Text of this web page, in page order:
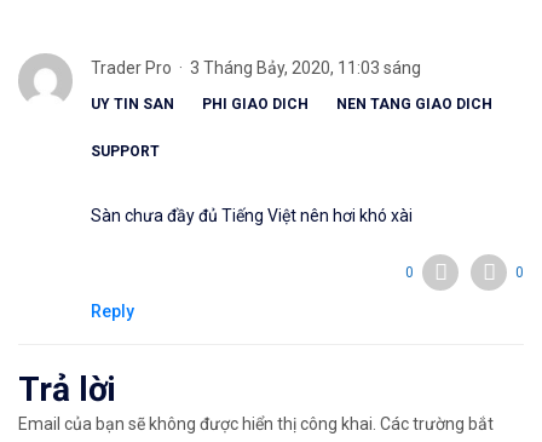
Trader Pro 3 Tháng Bảy, 2020, 11:03 sáng
UY TIN SAN PHI GIAO DICH NEN TANG GIAO DICH
SUPPORT
Sàn chưa đầy đủ Tiếng Việt nên hơi khó xài
0 0
Reply
Trả lời
Email của bạn sẽ không được hiển thị công khai. Các trường bắt